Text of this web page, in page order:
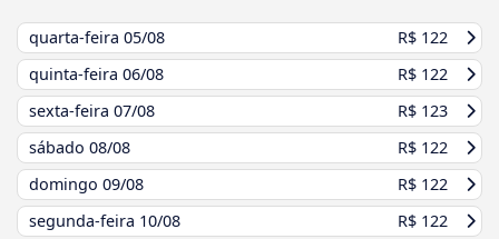
quarta-feira 05/08
R$ 122
quinta-feira 06/08
R$ 122
sexta-feira 07/08
R$ 123
sábado 08/08
R$ 122
domingo 09/08
R$ 122
segunda-feira 10/08
R$ 122